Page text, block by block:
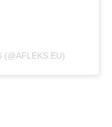
(@AFLEKS.EU)